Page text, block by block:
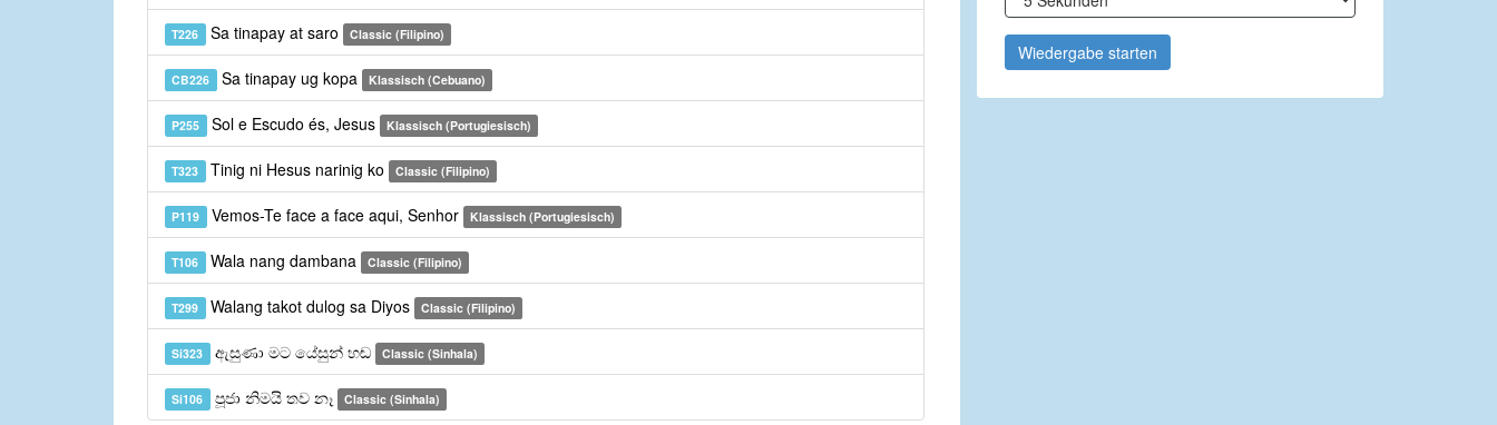
T226 Sa tinapay at saro Classic (Filipino)
CB226 Sa tinapay ug kopa Klassisch (Cebuano)
P255 Sol e Escudo és, Jesus Klassisch (Portugiesisch)
T323 Tinig ni Hesus narinig ko Classic (Filipino)
P119 Vemos-Te face a face aqui, Senhor Klassisch (Portugiesisch)
T106 Wala nang dambana Classic (Filipino)
T299 Walang takot dulog sa Diyos Classic (Filipino)
Si323 ඇසුණා මට යේසුන් හඬ Classic (Sinhala)
Si106 පූජා නිමයි තව නෑ Classic (Sinhala)
Wiedergabe starten